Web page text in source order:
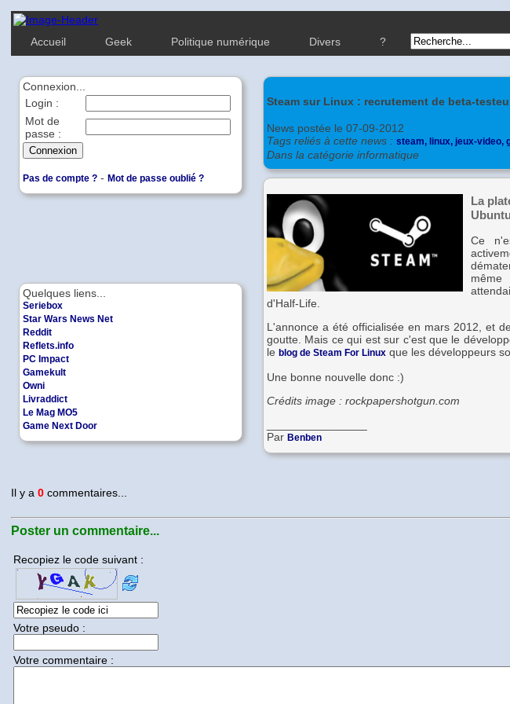
Accueil Geek Politique numérique Divers ?
Quelques liens...
Seriebox
Star Wars News Net
Reddit
Reflets.info
PC Impact
Gamekult
Owni
Livraddict
Le Mag MO5
Game Next Door
Connexion...
Login :
Mot de
passe :
Pas de compte ? - Mot de passe oublié ?
Steam sur Linux : recrutement de beta-
News postée le 07-09-2012
Tags reliés à cette news : steam, linux, jeux-video,
Dans la catégorie informatique
La
Ce
d'Half-Life.
L'annonce a été officialisée en mars 2012, et
goutte. Mais ce qui est sur c'est que le
le blog de Steam For Linux que les développeurs
Une bonne nouvelle donc :)
Crédits image : rockpapershotgun.com
Par Benben
Il y a 0 commentaires...
Poster un commentaire...
Recopiez le code suivant :
Votre pseudo :
Votre commentaire :